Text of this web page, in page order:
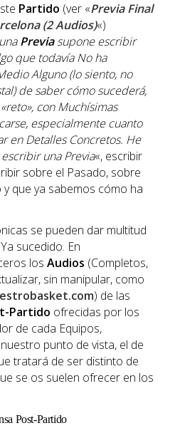
Partido (ver «Previa Final
(2 Audios)«)
Previasupone escribir
que todavía No ha
Alguno (lo siento, no
de saber cómo sucederá,
con Muchísimas
especialmente cuanto
en Detalles Concretos. He
una Previa«, escribir
sobre el Pasado, sobre
que ya sabemos cómo ha
se pueden dar multitud
sucedido. En
los Audios (Completos,
sin manipular, como
) de las
Partido ofrecidas por los
de cada Equipos,
punto de vista, el de
tratará de ser distinto de
se os suelen ofrecer en los
Post-Partido